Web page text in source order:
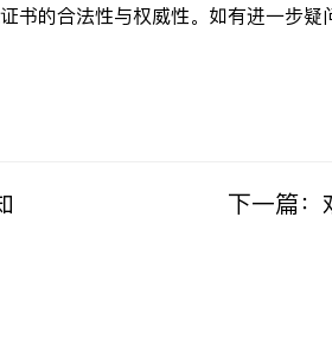
的合法性与权威性。如有进一步疑
下一篇：